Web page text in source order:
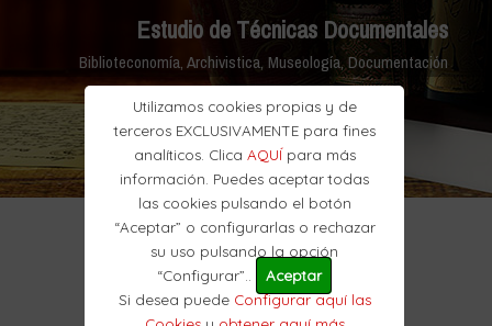
Utilizamos cookies propias y de
terceros EXCLUSIVAMENTE para fines
analíticos. Clica AQUÍpara más
información. Puedes aceptar todas
las cookies pulsando el botón
“Aceptar” o configurarlas o rechazar
su uso pulsando la opción
“Configurar”..
Aceptar
Si desea puede Configurar aquí las
Estudio de Técnicas Documentales
Biblioteconomía, Archivistica, Museología, Documentación